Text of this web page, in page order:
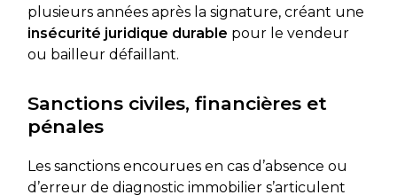
plusieurs années après la signature, créant une
insécurité juridique durable pour le vendeur
ou bailleur défaillant.
Sanctions civiles, financières et
pénales
Les sanctions encourues en cas d’absence ou
d’erreur de diagnostic immobilier s’articulent